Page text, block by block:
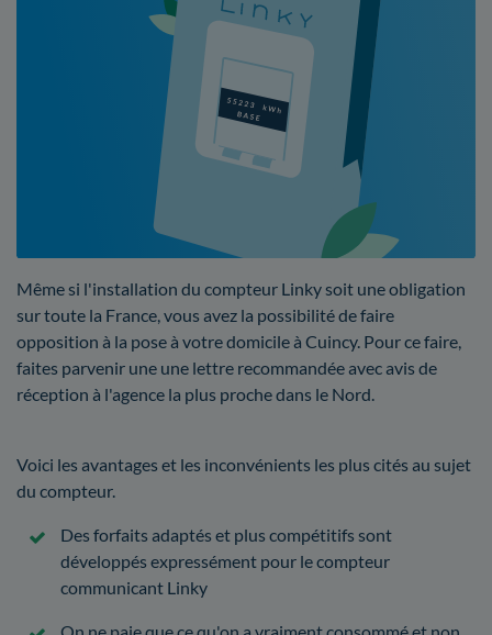
Même si l'installation du compteur Linky soit une obligation
sur toute la France, vous avez la possibilité de faire
opposition à la pose à votre domicile à Cuincy. Pour ce faire,
faites parvenir une une lettre recommandée avec avis de
réception à l'agence la plus proche dans le Nord.
Voici les avantages et les inconvénients les plus cités au sujet
du compteur.
Des forfaits adaptés et plus compétitifs sont
développés expressément pour le compteur
communicant Linky